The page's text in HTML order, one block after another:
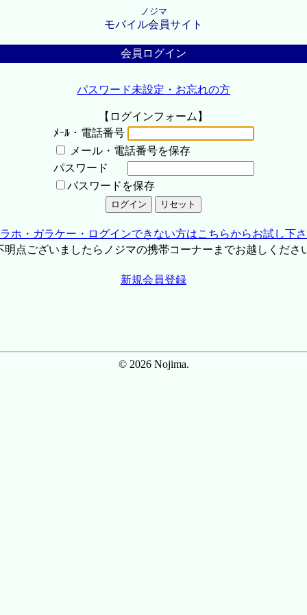
ノジマ
モバイル会員サイト
会員ログイン
パスワード未設定・お忘れの方
【ログインフォーム】
ﾒｰﾙ・電話番号
メール・電話番号を保存
パスワード
パスワードを保存
ホ・ガラケー・ログインできない方はこちらからお試し下
点ございましたらノジマの携帯コーナーまでお越しくださ
新規会員登録
© 2026 Nojima.